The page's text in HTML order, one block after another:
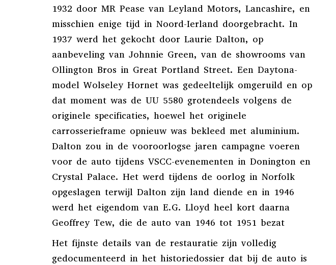
1932 door MR Pease van Leyland Motors, Lancashire, en
misschien enige tijd in Noord-Ierland doorgebracht. In
1937 werd het gekocht door Laurie Dalton, op
aanbeveling van Johnnie Green, van de showrooms van
Ollington Bros in Great Portland Street. Een Daytona-
model Wolseley Hornet was gedeeltelijk omgeruild en op
dat moment was de UU 5580 grotendeels volgens de
originele specificaties, hoewel het originele
carrosserieframe opnieuw was bekleed met aluminium.
Dalton zou in de vooroorlogse jaren campagne voeren
voor de auto tijdens VSCC-evenementen in Donington en
Crystal Palace. Het werd tijdens de oorlog in Norfolk
opgeslagen terwijl Dalton zijn land diende en in 1946
werd het eigendom van E.G. Lloyd heel kort daarna
Geoffrey Tew, die de auto van 1946 tot 1951 bezat
Het fijnste details van de restauratie zijn volledig
gedocumenteerd in het historiedossier dat bij de auto is